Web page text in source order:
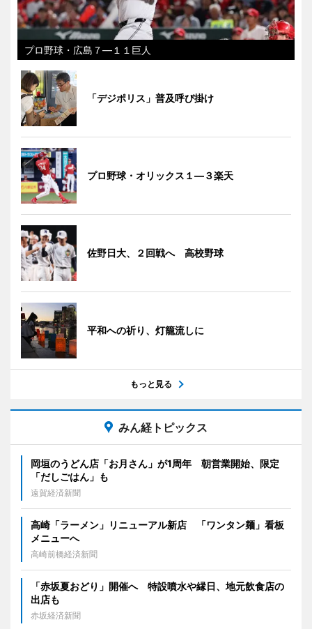
プロ野球・広島７―１１巨人
「デジポリス」普及呼び掛け
プロ野球・オリックス１―３楽天
佐野日大、２回戦へ 高校野球
平和への祈り、灯籠流しに
もっと見る
みん経トピックス
岡垣のうどん店「お月さん」が1周年 朝営業開始、限定
「だしごはん」も
遠賀経済新聞
高崎「ラーメン」リニューアル新店 「ワンタン麺」看板
メニューへ
高崎前橋経済新聞
「赤坂夏おどり」開催へ 特設噴水や縁日、地元飲食店の
出店も
赤坂経済新聞